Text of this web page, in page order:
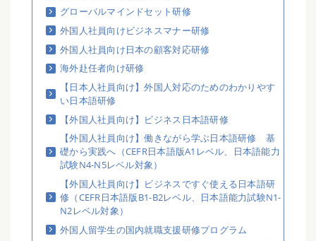
グローバルマインドセット研修
外国人社員向けビジネスマナー研修
外国人社員向け日本の顧客対応研修
海外赴任者向け研修
【日本人社員向け】外国人対応のためのわかりやす
い日本語研修
【外国人社員向け】ビジネス日本語研修
【外国人社員向け】働きながら学ぶ日本語研修 基
礎から実践へ（CEFR日本語版A1レベル、日本語能力
試験N4-N5レベル対象）
【外国人社員向け】ビジネスですぐ使える日本語研
修（CEFR日本語版B1-B2レベル、日本語能力試験N1-
N2レベル対象）
外国人留学生の国内就職支援研修プログラム